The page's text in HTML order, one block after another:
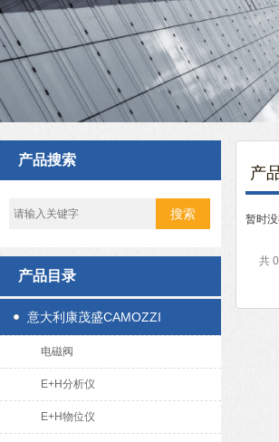
产品搜索
产品目录
意大利康茂盛CAMOZZI
电磁阀
E+H分析仪
E+H物位仪
产
暂时
共